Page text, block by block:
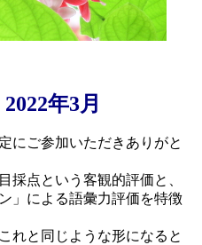
年3月
にご参加いただきありがと
点という客観的評価と、
」による語彙力評価を特徴
れと同じような形になると